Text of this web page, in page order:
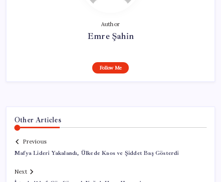
Author
Emre Şahin
Follow Me
Other Articles
Previous
Mafya Lideri Yakalandı, Ülkede Kaos ve Şiddet Baş Gösterdi
Next